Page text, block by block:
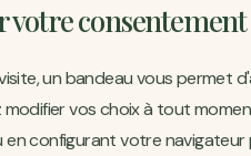
votre consentement
un bandeau vous permet
vos choix à tout
en configurant votre